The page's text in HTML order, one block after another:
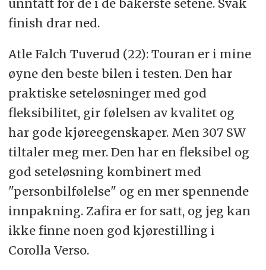
unntatt for de i de bakerste setene. Svak
finish drar ned.
Atle Falch Tuverud (22): Touran er i mine
øyne den beste bilen i testen. Den har
praktiske seteløsninger med god
fleksibilitet, gir følelsen av kvalitet og
har gode kjøreegenskaper. Men 307 SW
tiltaler meg mer. Den har en fleksibel og
god seteløsning kombinert med
"personbilfølelse" og en mer spennende
innpakning. Zafira er for satt, og jeg kan
ikke finne noen god kjørestilling i
Corolla Verso.